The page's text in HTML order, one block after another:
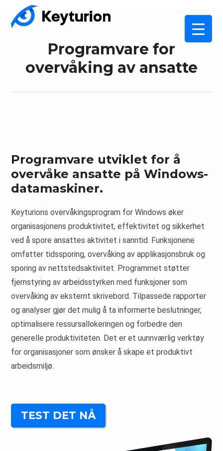
Programvare for
overvåking av ansatte
Programvare utviklet for å
overvåke ansatte på Windows-
datamaskiner.
Keyturions overvåkingsprogram for Windows øker
organisasjonens produktivitet, effektivitet og sikkerhet
ved å spore ansattes aktivitet i sanntid. Funksjonene
omfatter tidssporing, overvåking av applikasjonsbruk og
sporing av nettstedsaktivitet. Programmet støtter
fjernstyring av arbeidsstyrken med funksjoner som
overvåking av eksternt skrivebord. Tilpassede rapporter
og analyser gjør det mulig å ta informerte beslutninger,
optimalisere ressursallokeringen og forbedre den
generelle produktiviteten. Det er et uunnværlig verktøy
for organisasjoner som ønsker å skape et produktivt
arbeidsmiljø.
TEST DET NÅ